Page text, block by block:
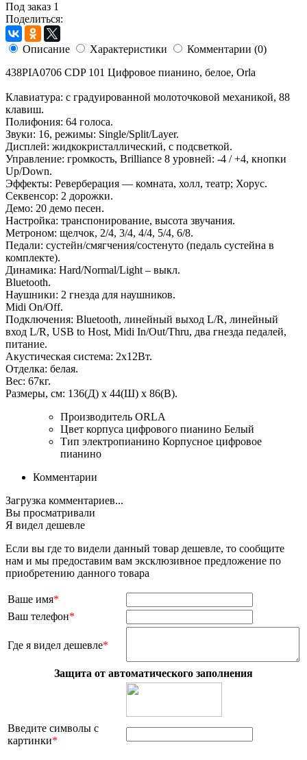
Под заказ 1
Поделиться:
Описание Характеристики
Комментарии (0)
438PIA0706 CDP 101 Цифровое пианино, белое, Orla
Клавиатура: с градуированной молоточковой механикой, 88
клавиш.
Полифония: 64 голоса.
Звуки: 16, режимы: Single/Split/Layer.
Дисплей: жидкокристаллический, с подсветкой.
Управление: громкость, Brilliance 8 уровней: -4 / +4, кнопки
Up/Down.
Эффекты: Реверберация — комната, холл, театр; Хорус.
Секвенсор: 2 дорожки.
Демо: 20 демо песен.
Настройка: транспонирование, высота звучания.
Метроном: щелчок, 2/4, 3/4, 4/4, 5/4, 6/8.
Педали: сустейн/смягчения/состенуто (педаль сустейна в
комплекте).
Динамика: Hard/Normal/Light – выкл.
Bluetooth.
Наушники: 2 гнезда для наушников.
Midi On/Off.
Подключения: Bluetooth, линейный выход L/R, линейный
вход L/R, USB to Host, Midi In/Out/Thru, два гнезда педалей,
питание.
Акустическая система: 2х12Вт.
Отделка: белая.
Вес: 67кг.
Размеры, см: 136(Д) x 44(Ш) x 86(В).
Производитель ORLA
Цвет корпуса цифрового пианино Белый
Тип электропианино Корпусное цифровое
пианино
Комментарии
Загрузка комментариев...
Вы просматривали
Я видел дешевле
Если вы где то видели данный товар дешевле, то сообщите
нам и мы предоставим вам эксклюзивное предложение по
приобретению данного товара
Ваше имя*
Ваш телефон*
Где я видел дешевле*
Защита от автоматического заполнения
Введите символы с
картинки*